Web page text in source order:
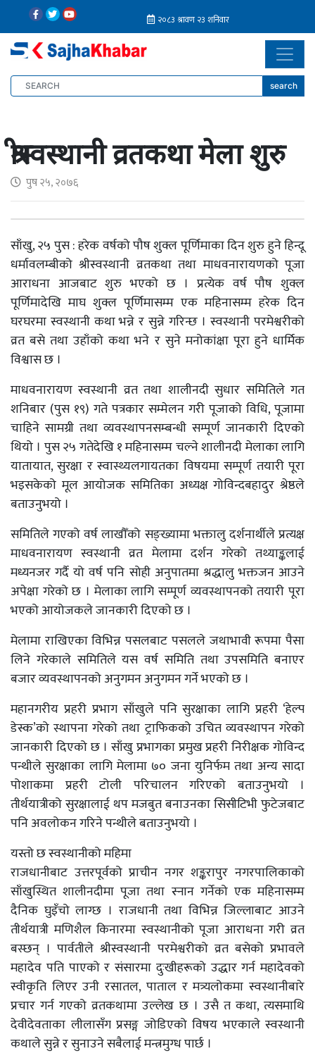
search
श्रीस्वस्थानी व्रतकथा मेला शुरु
पुष २५, २०७६
साँखु, २५ पुस : हरेक वर्षको पौष शुक्ल पूर्णिमाका दिन शुरु हुने हिन्दू
धर्मावलम्बीको श्रीस्वस्थानी व्रतकथा तथा माधवनारायणको पूजा
आराधना आजबाट शुरु भएको छ । प्रत्येक वर्ष पौष शुक्ल
पूर्णिमादेखि माघ शुक्ल पूर्णिमासम्म एक महिनासम्म हरेक दिन
घरघरमा स्वस्थानी कथा भन्ने र सुन्ने गरिन्छ । स्वस्थानी परमेश्वरीको
व्रत बसे तथा उहाँको कथा भने र सुने मनोकांक्षा पूरा हुने धार्मिक
विश्वास छ ।
माधवनारायण स्वस्थानी व्रत तथा शालीनदी सुधार समितिले गत
शनिबार (पुस १९) गते पत्रकार सम्मेलन गरी पूजाको विधि, पूजामा
चाहिने सामग्री तथा व्यवस्थापनसम्बन्धी सम्पूर्ण जानकारी दिएको
थियो । पुस २५ गतेदेखि १ महिनासम्म चल्ने शालीनदी मेलाका लागि
यातायात, सुरक्षा र स्वास्थ्यलगायतका विषयमा सम्पूर्ण तयारी पूरा
भइसकेको मूल आयोजक समितिका अध्यक्ष गोविन्दबहादुर श्रेष्ठले
बताउनुभयो ।
समितिले गएको वर्ष लाखौँको सङ्ख्यामा भक्तालु दर्शनार्थीले प्रत्यक्ष
माधवनारायण स्वस्थानी व्रत मेलामा दर्शन गरेको तथ्याङ्कलाई
मध्यनजर गर्दै यो वर्ष पनि सोही अनुपातमा श्रद्धालु भक्तजन आउने
अपेक्षा गरेको छ । मेलाका लागि सम्पूर्ण व्यवस्थापनको तयारी पूरा
भएको आयोजकले जानकारी दिएको छ ।
मेलामा राखिएका विभिन्न पसलबाट पसलले जथाभावी रूपमा पैसा
लिने गरेकाले समितिले यस वर्ष समिति तथा उपसमिति बनाएर
बजार व्यवस्थापनको अनुगमन अनुगमन गर्ने भएको छ ।
महानगरीय प्रहरी प्रभाग साँखुले पनि सुरक्षाका लागि प्रहरी ‘हेल्प
डेस्क’को स्थापना गरेको तथा ट्राफिकको उचित व्यवस्थापन गरेको
जानकारी दिएको छ । साँखु प्रभागका प्रमुख प्रहरी निरीक्षक गोविन्द
पन्थीले सुरक्षाका लागि मेलामा ७० जना युनिर्फम तथा अन्य सादा
पोशाकमा प्रहरी टोली परिचालन गरिएको बताउनुभयो ।
तीर्थयात्रीको सुरक्षालाई थप मजबुत बनाउनका सिसीटिभी फुटेजबाट
पनि अवलोकन गरिने पन्थीले बताउनुभयो ।
यस्तो छ स्वस्थानीको महिमा
राजधानीबाट उत्तरपूर्वको प्राचीन नगर शङ्करापुर नगरपालिकाको
साँखुस्थित शालीनदीमा पूजा तथा स्नान गर्नेको एक महिनासम्म
दैनिक घुइँचो लाग्छ । राजधानी तथा विभिन्न जिल्लाबाट आउने
तीर्थयात्री मणिशैल किनारमा स्वस्थानीको पूजा आराधना गरी व्रत
बस्छन् । पार्वतीले श्रीस्वस्थानी परमेश्वरीको व्रत बसेको प्रभावले
महादेव पति पाएको र संसारमा दुःखीहरूको उद्धार गर्न महादेवको
स्वीकृति लिएर उनी रसातल, पाताल र मत्र्यलोकमा स्वस्थानीबारे
प्रचार गर्न गएको व्रतकथामा उल्लेख छ । उसै त कथा, त्यसमाथि
देवीदेवताका लीलासँग प्रसङ्ग जोडिएको विषय भएकाले स्वस्थानी
कथाले सुन्ने र सुनाउने सबैलाई मन्त्रमुग्ध पार्छ ।